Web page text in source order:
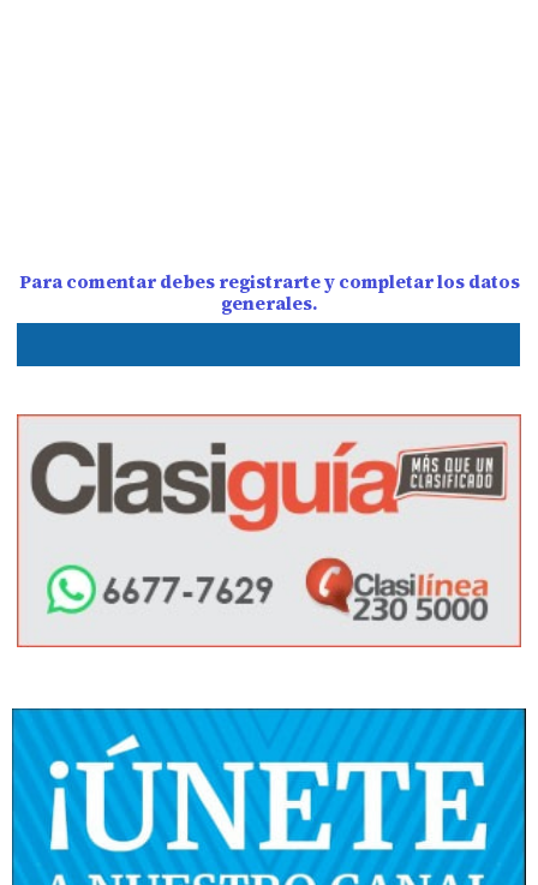
Para comentar debes registrarte y completar los datos
generales.